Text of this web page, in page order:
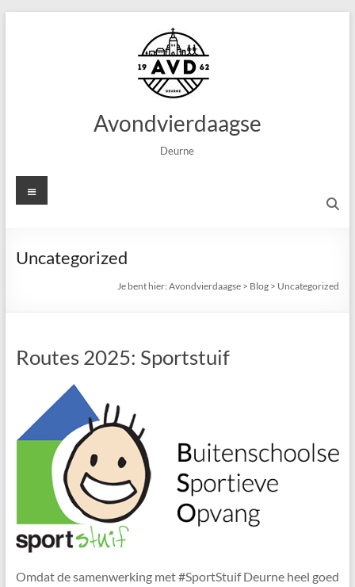
Avondvierdaagse
Deurne
Menu
Uncategorized
Je bent hier:Avondvierdaagse > Blog > Uncategorized
Routes 2025: Sportstuif
Omdat de samenwerking met #SportStuif Deurne heel goed